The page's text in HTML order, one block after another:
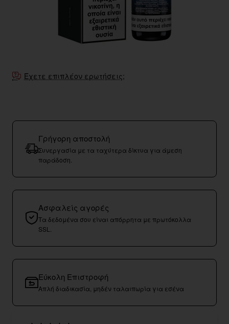
Έχετε επιπλέον ερωτήσεις;
Γρήγορη αποστολή
Συνεργασία με τα ταχύτερα δίκτυα για άμεση
παράδοση.
Ασφαλείς αγορές
Τα δεδομένα σου είναι απόρρητα με πρωτόκολλα
SSL.
Εύκολη Επιστροφή
Απλή διαδικασία, μηδέν ταλαιπωρία για εσένα